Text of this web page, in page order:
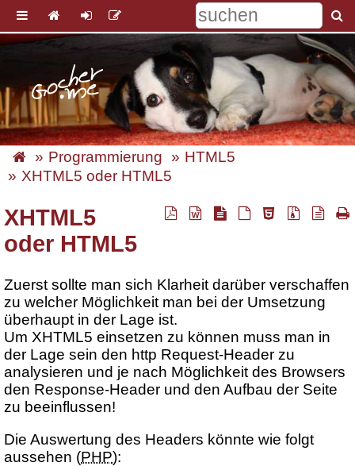
Programmierung
HTML5
XHTML5 oder HTML5
XHTML5
oder HTML5
Zuerst sollte man sich Klarheit darüber verschaffen
zu welcher Möglichkeit man bei der Umsetzung
überhaupt in der Lage ist.
Um XHTML5 einsetzen zu können muss man in
der Lage sein den http Request-Header zu
analysieren und je nach Möglichkeit des Browsers
den Response-Header und den Aufbau der Seite
zu beeinflussen!
Die Auswertung des Headers könnte wie folgt
aussehen (PHP):